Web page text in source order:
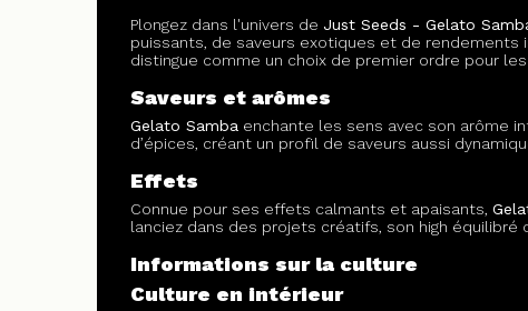
Plongez dans l'univers de Just Seeds - Gelato
puissants, de saveurs exotiques et de
distingue comme un choix de premier ordre pour
Saveurs et arômes
Gelato Samba enchante les sens avec son arôme
d’épices, créant un profil de saveurs aussi
Effets
Connue pour ses effets calmants et apaisants,
lanciez dans des projets créatifs, son high
Informations sur la culture
Culture en intérieur